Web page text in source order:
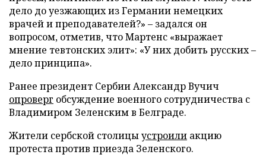
дело до уезжающих из Германии немецких
врачей и преподавателей?» – задался он
вопросом, отметив, что Мартенс «выражает
мнение тевтонских элит»: «У них добить русских –
дело принципа».
Ранее президент Сербии Александр Вучич
опроверг обсуждение военного сотрудничества с
Владимиром Зеленским в Белграде.
Жители сербской столицыустроили акцию
протеста против приезда Зеленского.